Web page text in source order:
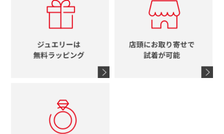
ブルガリ
グッチ
スタージュエリー
コーチ
ブランドアイテムをすべて見る
時計をすべて見る
ルイヴィトン
エルメス
シャネル
イニシャル